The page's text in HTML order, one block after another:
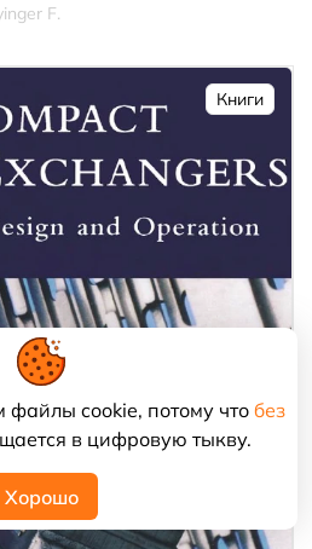
F.
Книги
cookie, потому что без
в цифровую тыкву.
Хорошо